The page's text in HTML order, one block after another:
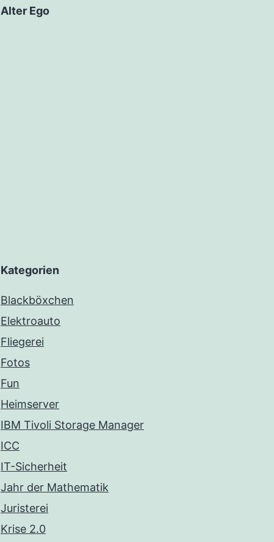
Alter Ego
Kategorien
Blackböxchen
Elektroauto
Fliegerei
Fotos
Fun
Heimserver
IBM Tivoli Storage Manager
ICC
IT-Sicherheit
Jahr der Mathematik
Juristerei
Krise 2.0